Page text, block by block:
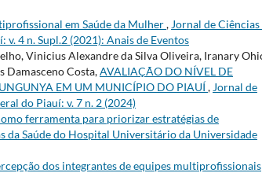
em Saúde da Mulher, Jornal de Ciências
4 n. Supl.2 (2021): Anais de Eventos
Vinicius Alexandre da Silva Oliveira, Iranary
Damasceno Costa,AVALIAÇÃO DO NÍVEL DE
EM UM MUNICÍPIO DO PIAUÍ, Jornal de
do Piauí: v. 7 n. 2 (2024)
ferramenta para priorizar estratégias de
da Saúde do Hospital Universitário da Universidade
dos integrantes de equipes multiprofissionais